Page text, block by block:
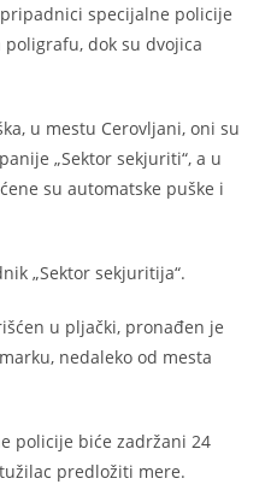
specijalne policije
poligrafu, dok su dvojica
u mestu Cerovljani, oni su
„Sektor sekjuriti“, a u
su automatske puške i
„Sektor sekjuritija“.
u pljački, pronađen je
nedaleko od mesta
policije biće zadržani 24
predložiti mere.